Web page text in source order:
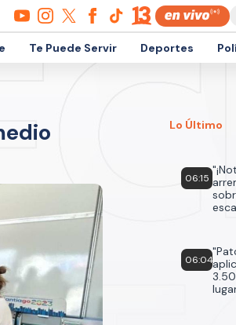
Te Puede Servir Deportes
Lo Último
06:15
06:04